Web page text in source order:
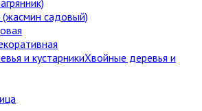
садовый)
Хвойные деревья и